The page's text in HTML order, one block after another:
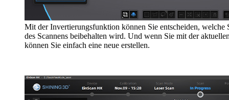
Mit der Invertierungsfunktion können Sie entscheiden, welche
des Scannens beibehalten wird. Und wenn Sie mit der
können Sie einfach eine neue erstellen.